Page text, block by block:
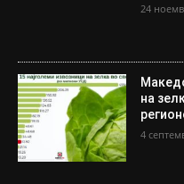
24
на
4